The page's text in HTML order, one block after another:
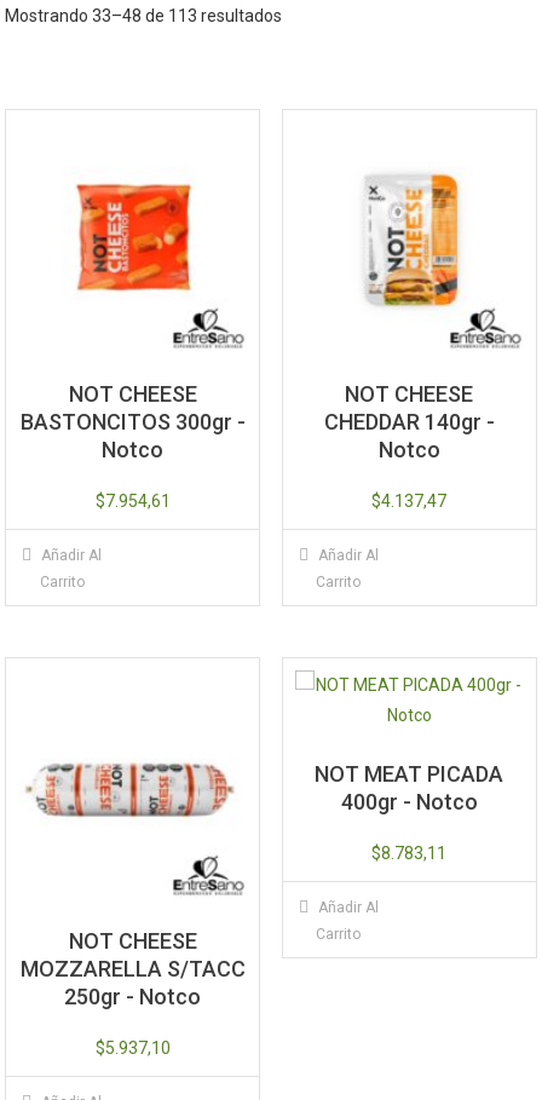
Mostrando 33–48 de 113 resultados
NOT CHEESE
BASTONCITOS 300gr -
Notco
$7.954,61
Añadir Al
Carrito
NOT CHEESE
CHEDDAR 140gr -
Notco
$4.137,47
Añadir Al
Carrito
NOT CHEESE
MOZZARELLA S/TACC
250gr - Notco
$5.937,10
NOT MEAT PICADA
400gr - Notco
$8.783,11
Añadir Al
Carrito